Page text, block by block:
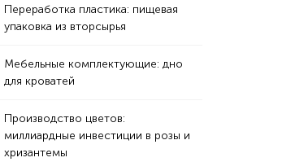
Переработка пластика: пищевая
упаковка из вторсырья
Мебельные комплектующие: дно
для кроватей
Производство цветов:
миллиардные инвестиции в розы и
хризантемы